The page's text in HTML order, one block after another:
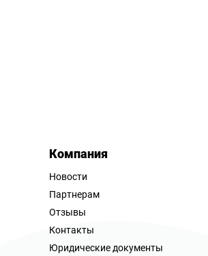
Компания
Новости
Партнерам
Отзывы
Контакты
Юридические документы